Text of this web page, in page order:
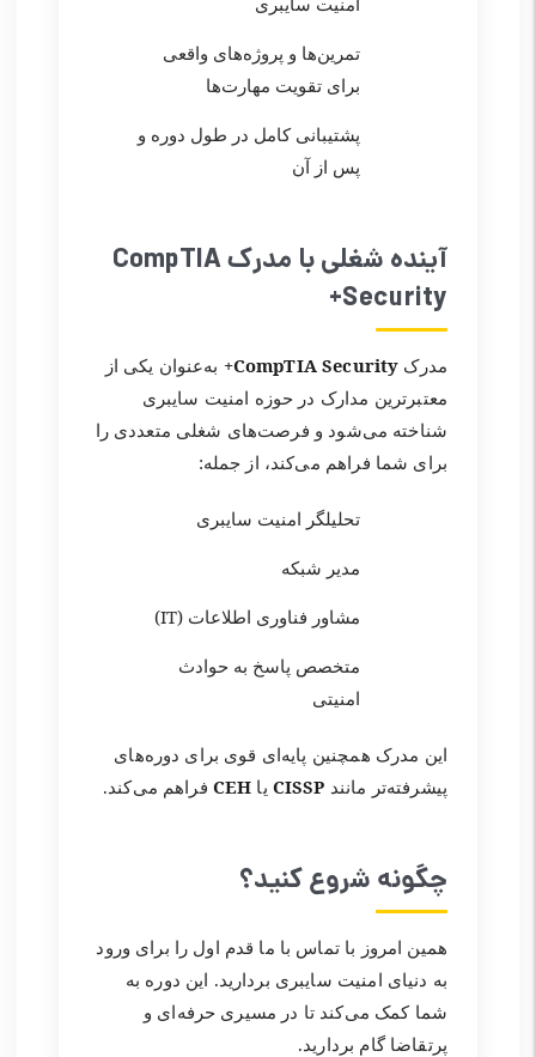
تمرین‌ها و پروژه‌های واقعی
برای تقویت مهارت‌ها
پشتیبانی کامل در طول دوره و
پس از آن
آینده شغلی با مدرک CompTIA
Security+
مدرک CompTIA Security+
به‌عنوان یکی از
معتبرترین مدارک در حوزه امنیت سایبری
شناخته می‌شود و فرصت‌های شغلی متعددی را
برای شما فراهم می‌کند، از جمله:
تحلیلگر امنیت سایبری
مدیر شبکه
مشاور فناوری اطلاعات (IT)
متخصص پاسخ به حوادث
امنیتی
این مدرک همچنین پایه‌ای قوی برای دوره‌های
پیشرفته‌تر مانند CISSP یا CEH فراهم می‌کند.
چگونه شروع کنید؟
همین امروز با تماس با ما قدم اول را برای ورود
به دنیای امنیت سایبری بردارید. این دوره به
شما کمک می‌کند تا در مسیری حرفه‌ای و
پرتقاضا گام بردارید.